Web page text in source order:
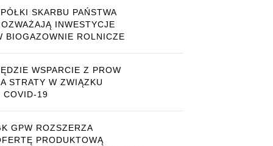
SKARBU PAŃSTWA
INWESTYCJE
BIOGAZOWNIE ROLNICZE
WSPARCIE Z PROW
STRATY W ZWIĄZKU
COVID-19
GPW ROZSZERZA
PRODUKTOWĄ